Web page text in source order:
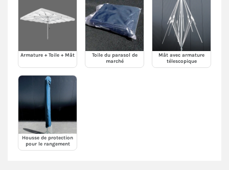
Armature + Toile + Mât
Toile du parasol de
marché
Mât avec armature
télescopique
Housse de protection
pour le rangement